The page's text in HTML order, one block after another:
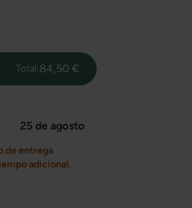
Total:84,50 €
25 de agosto
de entrega
adicional.